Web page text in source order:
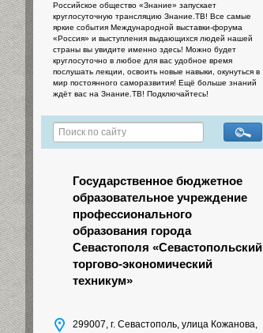
Российское общество «Знание» запускает
круглосуточную трансляцию Знание.ТВ! Все самые
яркие события Международной выставки-форума
«Россия» и выступления выдающихся людей нашей
страны вы увидите именно здесь! Можно будет
круглосуточно в любое для вас удобное время
послушать лекции, освоить новые навыки, окунуться в
мир постоянного саморазвития! Ещё больше знаний
ждёт вас на Знание.ТВ! Подключайтесь!
Государственное бюджетное
образовательное учреждение
профессионального
образования города
Севастополя «Севастопольский
торгово-экономический
техникум»
299007, г. Севастополь, улица Кожанова,